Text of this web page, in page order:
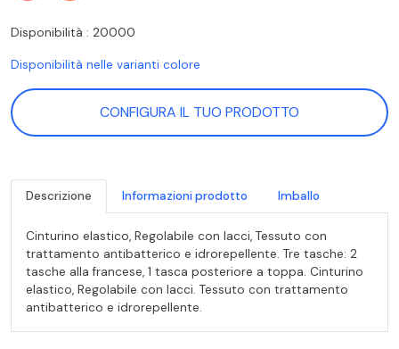
Disponibilità : 20000
Disponibilità nelle varianti colore
CONFIGURA IL TUO PRODOTTO
Descrizione Informazioni prodotto Imballo
Cinturino elastico, Regolabile con lacci, Tessuto con
trattamento antibatterico e idrorepellente. Tre tasche: 2
tasche alla francese, 1 tasca posteriore a toppa. Cinturino
elastico, Regolabile con lacci. Tessuto con trattamento
antibatterico e idrorepellente.